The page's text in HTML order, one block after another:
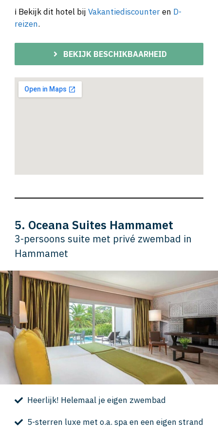
ℹ️ Bekijk dit hotel bij Vakantiediscounteren D-
reizen.
BEKIJK BESCHIKBAARHEID
5. Oceana Suites Hammamet
3-persoons suite met privé zwembad in
Hammamet
Heerlijk! Helemaal je eigen zwembad
5-sterren luxe met o.a. spa en een eigen strand